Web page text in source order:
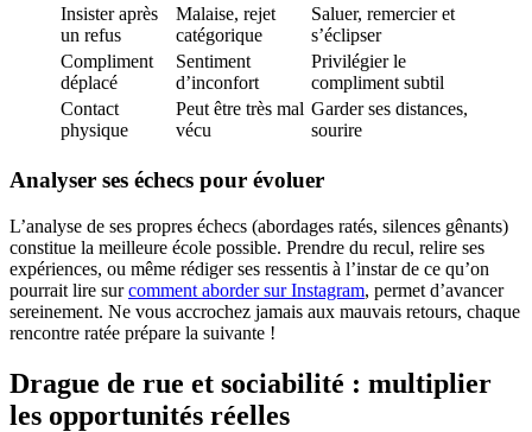
Insister après
un refus
Malaise, rejet
catégorique
Saluer, remercier et
s’éclipser
Compliment
déplacé
Sentiment
d’inconfort
Privilégier le
compliment subtil
Contact
physique
Peut être très mal
vécu
Garder ses distances,
sourire
Analyser ses échecs pour évoluer
L’analyse de ses propres échecs (abordages ratés, silences gênants)
constitue la meilleure école possible. Prendre du recul, relire ses
expériences, ou même rédiger ses ressentis à l’instar de ce qu’on
pourrait lire surcomment aborder sur Instagram, permet d’avancer
sereinement. Ne vous accrochez jamais aux mauvais retours, chaque
rencontre ratée prépare la suivante !
Drague de rue et sociabilité : multiplier
les opportunités réelles